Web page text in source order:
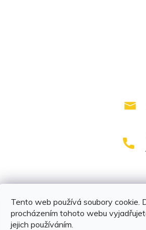
Tento web používá soubory cookie.
procházením tohoto webu
jejich používáním.